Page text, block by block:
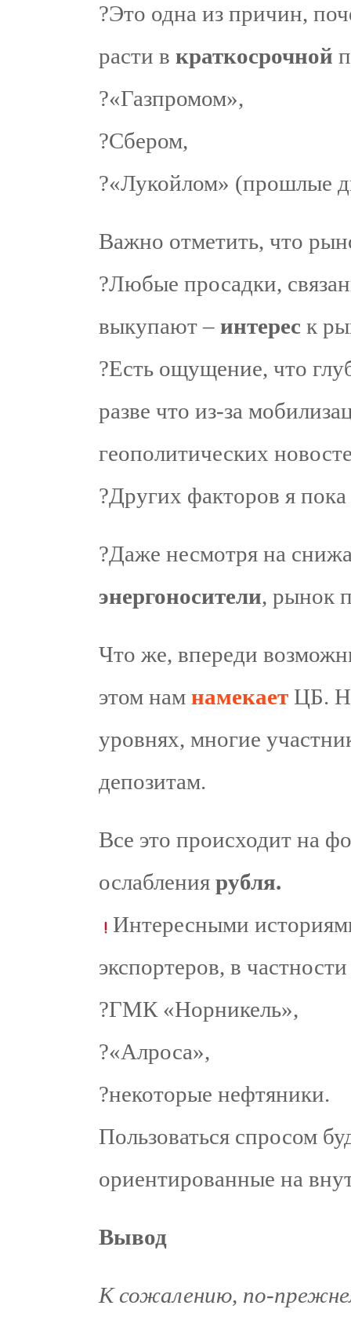
?Это одна из причин,
расти в краткосрочной
?«Газпромом»,
?Сбером,
?«Лукойлом» (прошлые
Важно отметить, что
?Любые просадки,
выкупают – интерес к
?Есть ощущение, что
разве что из-за
геополитических
?Других факторов я
?Даже несмотря на
энергоносители, рынок
Что же, впереди
этом нам намекает ЦБ.
уровнях, многие
депозитам.
Все это происходит на
ослабления рубля.
Интересными
экспортеров, в частности
?ГМК «Норникель»,
?«Алроса»,
?некоторые нефтяники.
Пользоваться спросом
ориентированные на
Вывод
К сожалению, по-